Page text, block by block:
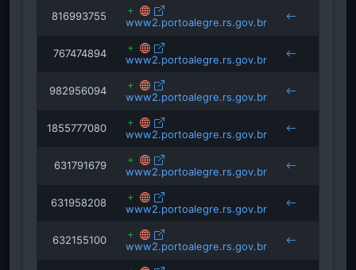
816993755 www2.portoalegre.rs.gov.br
767474894 www2.portoalegre.rs.gov.br
982956094 www2.portoalegre.rs.gov.br
1855777080 www2.portoalegre.rs.gov.br
631791679 www2.portoalegre.rs.gov.br
631958208 www2.portoalegre.rs.gov.br
632155100 www2.portoalegre.rs.gov.br